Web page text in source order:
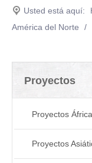
Usted está aquí:
América del Norte
/
Proyectos
Proyectos África
Proyectos